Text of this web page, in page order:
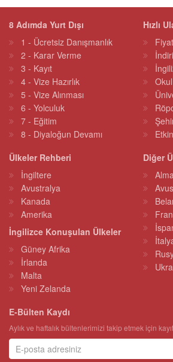
8 Adımda Yurt Dışı
1 - Ücretsiz Danışmanlık
2 - Karar Verme
3 - Kayıt
4 - Vize Hazırlık
5 - Vize Alınması
6 - Yolculuk
7 - Eğitim
8 - Diyaloğun Devamı
Hızlı
Ülkeler Rehberi
İngiltere
Avustralya
Kanada
Amerika
İngilizce Konuşulan Ülkeler
Güney Afrika
İrlanda
Malta
Yeni Zelanda
Diğer
E-Bülten Kaydı
Aylık ve haftalık bültenlerimizi takip etmek için